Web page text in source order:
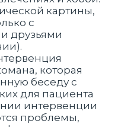
картины,
с
друзьями
которая
беседу с
для пациента
интервенции
проблемы,